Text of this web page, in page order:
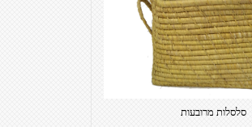
סלסלות מרובעות